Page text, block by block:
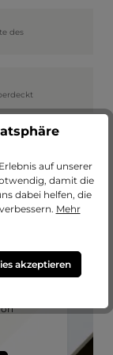
des
auf unserer
damit die
dabei helfen, die
Mehr
akzeptieren